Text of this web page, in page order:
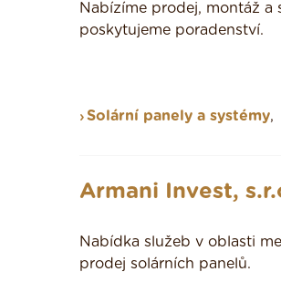
Nabízíme prodej, montáž a
poskytujeme poradenství.
Solární panely a systémy,
Armani Invest,
Nabídka služeb v oblasti
prodej solárních panelů.